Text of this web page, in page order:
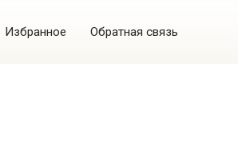
Избранное Обратная связь